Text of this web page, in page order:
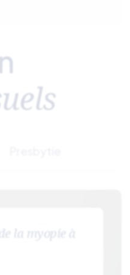
la myopie à